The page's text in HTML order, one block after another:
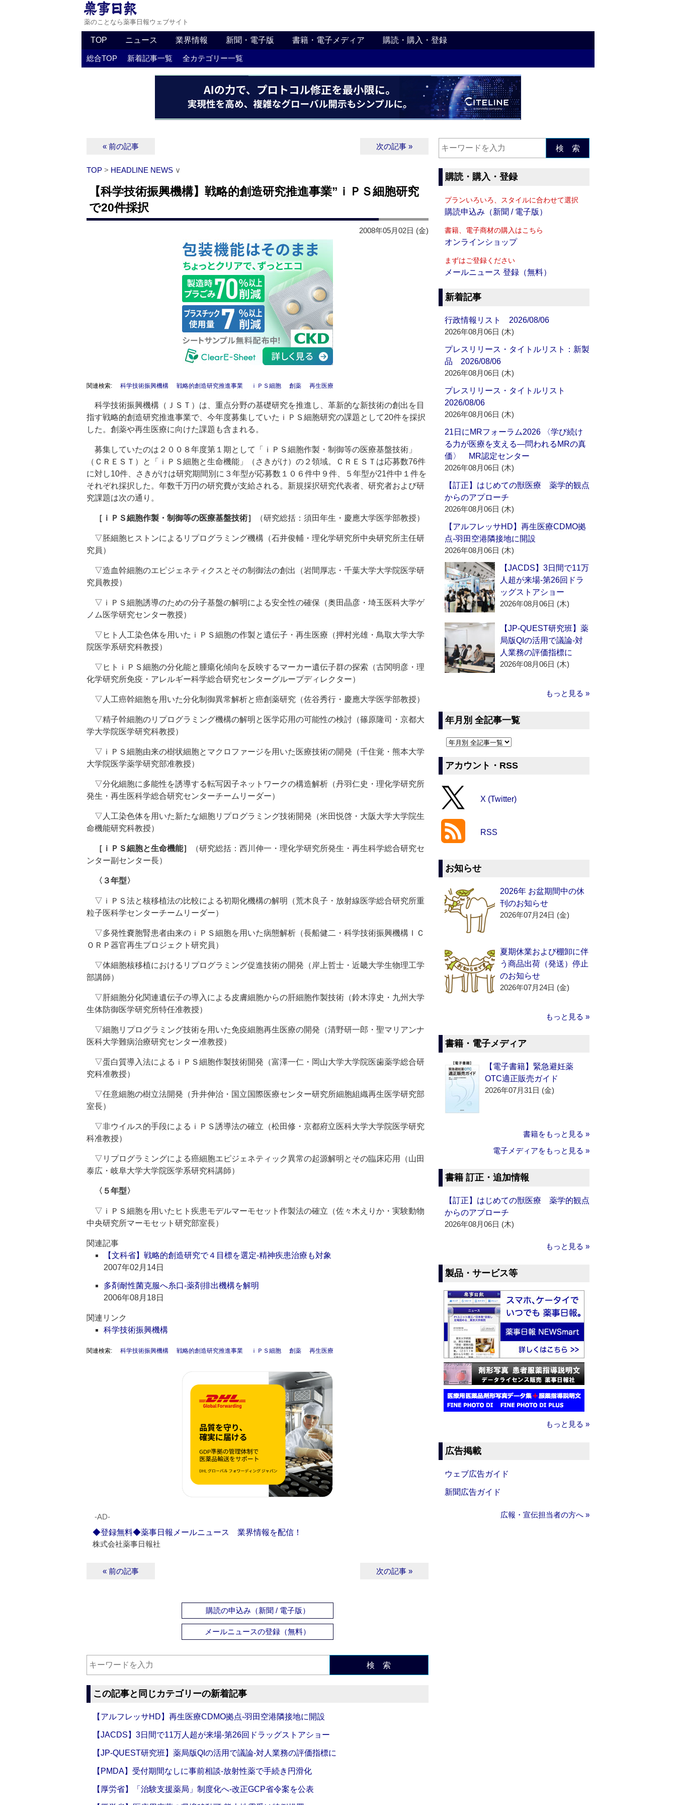
薬のことなら薬事日報ウェブサイト
TOP ニュース 業界情報 新聞・電子版 書籍・電子メディア 購読・購入・登録
総合TOP 新着記事一覧 全カテゴリー一覧
« 前の記事 次の記事 »
TOP > HEADLINE NEWS ∨
【科学技術振興機構】戦略的創造研究推進事業”ｉＰＳ細胞研究
で20件採択
2008年05月02日 (金)
関連検索: 科学技術振興機構 戦略的創造研究推進事業 ｉＰＳ細胞 創薬 再生医療
科学技術振興機構（ＪＳＴ）は、重点分野の基礎研究を推進し、革新的な新技術の創出を目
指す戦略的創造研究推進事業で、今年度募集していたｉＰＳ細胞研究の課題として20件を採択
した。創薬や再生医療に向けた課題も含まれる。
募集していたのは２００８年度第１期として「ｉＰＳ細胞作製・制御等の医療基盤技術」
（ＣＲＥＳＴ）と「ｉＰＳ細胞と生命機能」（さきがけ）の２領域。ＣＲＥＳＴは応募数76件
に対し10件、さきがけは研究期間別に３年型が応募数１０６件中９件、５年型が21件中１件を
それぞれ採択した。年数千万円の研究費が支給される。新規採択研究代表者、研究者および研
究課題は次の通り。
［ｉＰＳ細胞作製・制御等の医療基盤技術］ （研究総括：須田年生・慶應大学医学部教授）
▽胚細胞ヒストンによるリプログラミング機構（石井俊輔・理化学研究所中央研究所主任研
究員）
▽造血幹細胞のエピジェネティクスとその制御法の創出（岩間厚志・千葉大学大学院医学研
究員教授）
▽ｉＰＳ細胞誘導のための分子基盤の解明による安全性の確保（奥田晶彦・埼玉医科大学ゲ
ノム医学研究センター教授）
▽ヒト人工染色体を用いたｉＰＳ細胞の作製と遺伝子・再生医療（押村光雄・鳥取大学大学
院医学系研究科教授）
▽ヒトｉＰＳ細胞の分化能と腫瘍化傾向を反映するマーカー遺伝子群の探索（古関明彦・理
化学研究所免疫・アレルギー科学総合研究センターグループディレクター）
▽人工癌幹細胞を用いた分化制御異常解析と癌創薬研究（佐谷秀行・慶應大学医学部教授）
▽精子幹細胞のリプログラミング機構の解明と医学応用の可能性の検討（篠原隆司・京都大
学大学院医学研究科教授）
▽ｉＰＳ細胞由来の樹状細胞とマクロファージを用いた医療技術の開発（千住覚・熊本大学
大学院医学薬学研究部准教授）
▽分化細胞に多能性を誘導する転写因子ネットワークの構造解析（丹羽仁史・理化学研究所
発生・再生医科学総合研究センターチームリーダー）
▽人工染色体を用いた新たな細胞リプログラミング技術開発（米田悦啓・大阪大学大学院生
命機能研究科教授）
［ｉＰＳ細胞と生命機能］
（研究総括：西川伸一・理化学研究所発生・再生科学総合研究セ
ンター副センター長）
〈３年型〉
▽ｉＰＳ法と核移植法の比較による初期化機構の解明（荒木良子・放射線医学総合研究所重
粒子医科学センターチームリーダー）
▽多発性嚢胞腎患者由来のｉＰＳ細胞を用いた病態解析（長船健二・科学技術振興機構ＩＣ
ＯＲＰ器官再生プロジェクト研究員）
▽体細胞核移植におけるリプログラミング促進技術の開発（岸上哲士・近畿大学生物理工学
部講師）
▽肝細胞分化関連遺伝子の導入による皮膚細胞からの肝細胞作製技術（鈴木淳史・九州大学
生体防御医学研究所特任准教授）
▽細胞リプログラミング技術を用いた免疫細胞再生医療の開発（清野研一郎・聖マリアンナ
医科大学難病治療研究センター准教授）
▽蛋白質導入法によるｉＰＳ細胞作製技術開発（富澤一仁・岡山大学大学院医歯薬学総合研
究科准教授）
▽任意細胞の樹立法開発（升井伸治・国立国際医療センター研究所細胞組織再生医学研究部
室長）
▽非ウイルス的手段によるｉＰＳ誘導法の確立（松田修・京都府立医科大学大学院医学研究
科准教授）
▽リプログラミングによる癌細胞エピジェネティック異常の起源解明とその臨床応用（山田
泰広・岐阜大学大学院医学系研究科講師）
〈５年型〉
▽ｉＰＳ細胞を用いたヒト疾患モデルマーモセット作製法の確立（佐々木えりか・実験動物
中央研究所マーモセット研究部室長）
関連記事
【文科省】戦略的創造研究で４目標を選定‐精神疾患治療も対象
2007年02月14日
多剤耐性菌克服へ糸口‐薬剤排出機構を解明
2006年08月18日
関連リンク
科学技術振興機構
関連検索: 科学技術振興機構 戦略的創造研究推進事業 ｉＰＳ細胞 創薬 再生医療
‐AD‐
◆登録無料◆薬事日報メールニュース 業界情報を配信！
株式会社薬事日報社
« 前の記事 次の記事 »
購読の申込み（新聞 / 電子版）
メールニュースの登録（無料）
検 索
この記事と同じカテゴリーの新着記事
【アルフレッサHD】再生医療CDMO拠点‐羽田空港隣接地に開設
【JACDS】3日間で11万人超が来場‐第26回ドラッグストアショー
【JP-QUEST研究班】薬局版QIの活用で議論‐対人業務の評価指標に
【PMDA】受付期間なしに事前相談‐放射性薬で手続き円滑化
【厚労省】「治験支援薬局」制度化へ‐改正GCP省令案を公表
検 索
購読・購入・登録
プランいろいろ、スタイルに合わせて選択
購読申込み（新聞 / 電子版）
書籍、電子商材の購入はこちら
オンラインショップ
まずはご登録ください
メールニュース 登録（無料）
新着記事
行政情報リスト 2026/08/06
2026年08月06日 (木)
プレスリリース・タイトルリスト：新製
品 2026/08/06
2026年08月06日 (木)
プレスリリース・タイトルリスト
2026/08/06
2026年08月06日 (木)
21日にMRフォーラム2026 〈学び続け
る力が医療を支える―問われるMRの真
価〉 MR認定センター
2026年08月06日 (木)
【訂正】はじめての獣医療 薬学的観点
からのアプローチ
2026年08月06日 (木)
【アルフレッサHD】再生医療CDMO拠
点‐羽田空港隣接地に開設
2026年08月06日 (木)
【JACDS】3日間で11万
人超が来場‐第26回ドラ
ッグストアショー
2026年08月06日 (木)
【JP-QUEST研究班】薬
局版QIの活用で議論‐対
人業務の評価指標に
2026年08月06日 (木)
もっと見る »
年月別 全記事一覧
アカウント・RSS
X (Twitter)
RSS
お知らせ
2026年 お盆期間中の休
刊のお知らせ
2026年07月24日 (金)
夏期休業および棚卸に伴
う商品出荷（発送）停止
のお知らせ
2026年07月24日 (金)
もっと見る »
書籍・電子メディア
【電子書籍】緊急避妊薬
OTC適正販売ガイド
2026年07月31日 (金)
書籍をもっと見る »
電子メディアをもっと見る »
書籍 訂正・追加情報
【訂正】はじめての獣医療 薬学的観点
からのアプローチ
2026年08月06日 (木)
もっと見る »
製品・サービス等
もっと見る »
広告掲載
ウェブ広告ガイド
新聞広告ガイド
広報・宣伝担当者の方へ »